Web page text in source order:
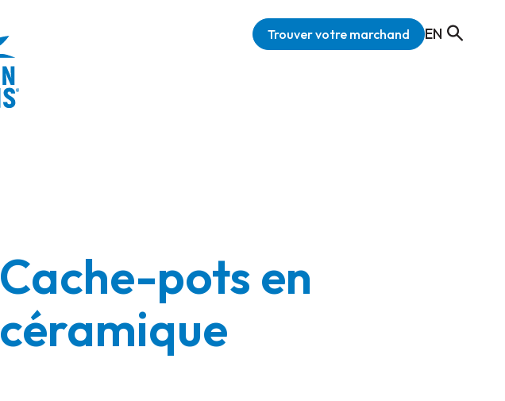
Trouver votre marchand EN
Cache-pots en
céramique